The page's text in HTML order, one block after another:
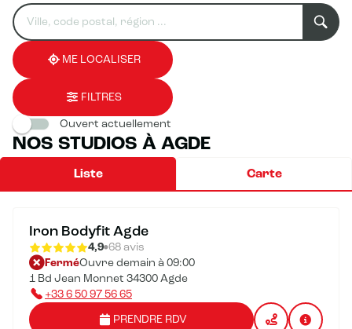
Rechercher
un
établissement
Veuillez
renseigner
une
adresse
0
résultat(s)
trouvé(s)
ME LOCALISER
FILTRES
Ouvert actuellement
NOS STUDIOS À AGDE
Liste Carte
Iron Bodyfit Agde
4,9 68 avis
FerméOuvre demain à 09:00
1 Bd Jean Monnet 34300 Agde
+33 6 50 97 56 65
PRENDRE RDV